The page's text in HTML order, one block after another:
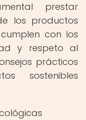
prestar
los productos
con los
y respeto al
prácticos
sostenibles